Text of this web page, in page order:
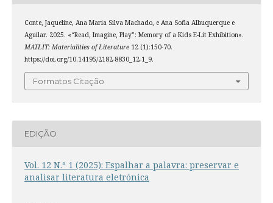
Conte, Jaqueline, Ana Maria Silva Machado, e Ana Sofia Albuquerque e
Aguilar. 2025. «“Read, Imagine, Play”: Memory of a Kids E-Lit Exhibition».
MATLIT: Materialities of Literature12 (1):150-70.
https://doi.org/10.14195/2182-8830_12-1_9.
Formatos Citação
EDIÇÃO
Vol. 12 N.º 1 (2025): Espalhar a palavra: preservar e
analisar literatura eletrónica